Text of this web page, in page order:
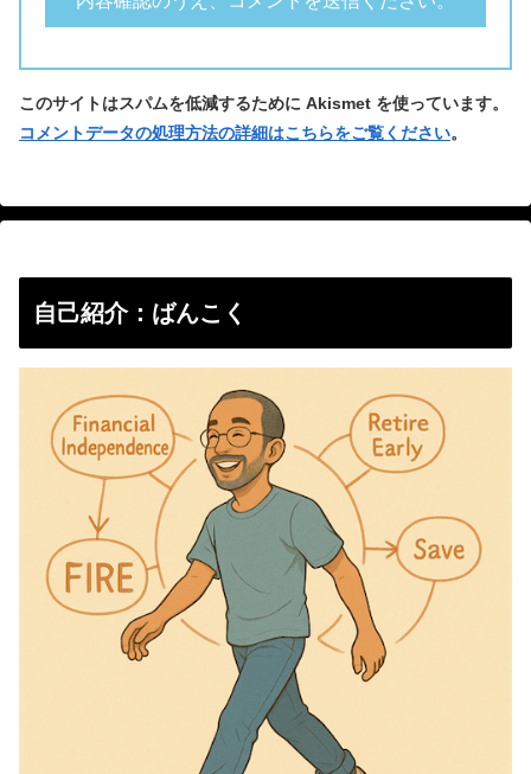
このサイトはスパムを低減するために Akismet を使っています。
コメントデータの処理方法の詳細はこちらをご覧ください。
自己紹介：ばんこく